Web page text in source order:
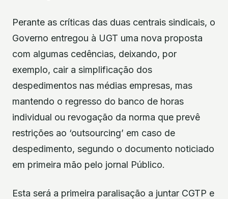
Perante as críticas das duas centrais sindicais, o
Governo entregou à UGT uma nova proposta
com algumas cedências, deixando, por
exemplo, cair a simplificação dos
despedimentos nas médias empresas, mas
mantendo o regresso do banco de horas
individual ou revogação da norma que prevê
restrições ao ‘outsourcing’ em caso de
despedimento, segundo o documento noticiado
em primeira mão pelo jornal Público.
Esta será a primeira paralisação a juntar CGTP e